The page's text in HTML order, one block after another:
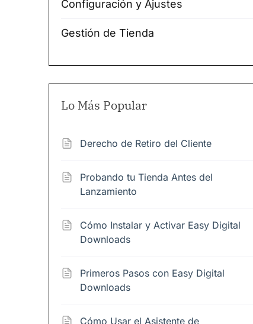
Configuración y Ajustes
Gestión de Tienda
Lo Más Popular
Derecho de Retiro del Cliente
Probando tu Tienda Antes del
Lanzamiento
Cómo Instalar y Activar Easy Digital
Downloads
Primeros Pasos con Easy Digital
Downloads
Cómo Usar el Asistente de